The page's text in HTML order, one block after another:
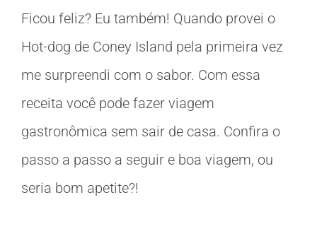
Ficou feliz? Eu também! Quando provei o
Hot-dog de Coney Island pela primeira vez
me surpreendi com o sabor. Com essa
receita você pode fazer viagem
gastronômica sem sair de casa. Confira o
passo a passo a seguir e boa viagem, ou
seria bom apetite?!